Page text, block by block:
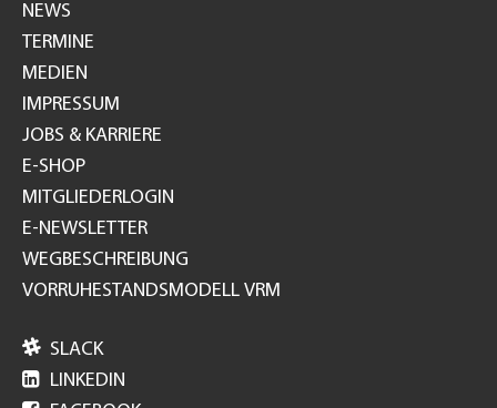
NEWS
TERMINE
MEDIEN
IMPRESSUM
JOBS & KARRIERE
E-SHOP
MITGLIEDERLOGIN
E-NEWSLETTER
WEGBESCHREIBUNG
VORRUHESTANDSMODELL VRM
 SLACK
 LINKEDIN